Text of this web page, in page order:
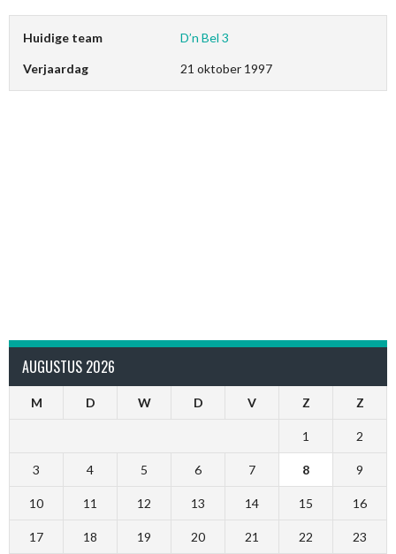
Huidige team D’n Bel 3
Verjaardag 21 oktober 1997
AUGUSTUS 2026
M D W D V Z Z
1 2
3 4 5 6 7 8 9
10 11 12 13 14 15 16
17 18 19 20 21 22 23